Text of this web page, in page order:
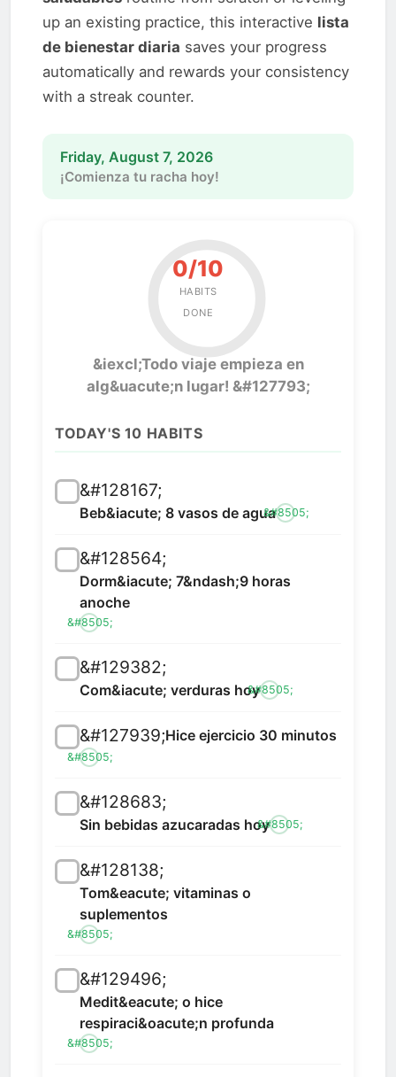
up an existing practice, this interactive lista
de bienestar diaria saves your progress
automatically and rewards your consistency
with a streak counter.
Friday, August 7, 2026
¡Comienza tu racha hoy!
0/10
HABITS
DONE
&iexcl;Todo viaje empieza en
alg&uacute;n lugar! &#127793;
TODAY'S 10 HABITS
&#128167;
Beb&iacute; 8 vasos de agua&#8505;
&#128564;
Dorm&iacute; 7&ndash;9 horas
anoche
&#8505;
&#129382;
Com&iacute; verduras hoy&#8505;
&#127939;Hice ejercicio 30 minutos
&#8505;
&#128683;
Sin bebidas azucaradas hoy&#8505;
&#128138;
Tom&eacute; vitaminas o
suplementos
&#8505;
&#129496;
Medit&eacute; o hice
respiraci&oacute;n profunda
&#8505;